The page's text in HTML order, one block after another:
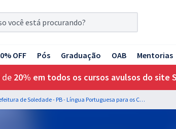
OFF Pós Graduação OAB Mentorias
de 20% em todos os cursos avulsos do site
Prefeitura de Soledade - PB - Língua Portuguesa para os Cargos de Nível Médio com a Professora Letícia Bastos